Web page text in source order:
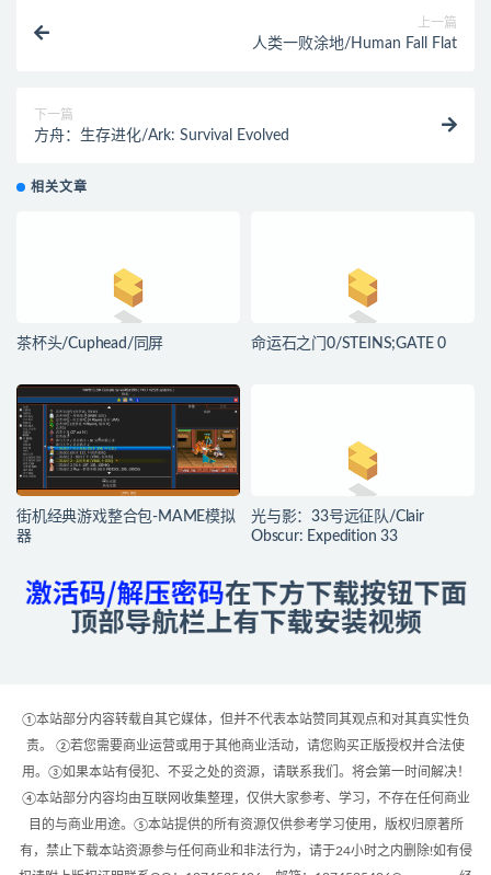
上一篇
人类一败涂地/Human Fall Flat
下一篇
方舟：生存进化/Ark: Survival Evolved
相关文章
茶杯头/Cuphead/同屏 命运石之门0/STEINS;GATE 0
街机经典游戏整合包-MAME模拟
器
光与影：33号远征队/Clair
Obscur: Expedition 33
①本站部分内容转载自其它媒体，但并不代表本站赞同其观点和对其真实性负
责。 ②若您需要商业运营或用于其他商业活动，请您购买正版授权并合法使
用。③如果本站有侵犯、不妥之处的资源，请联系我们。将会第一时间解决！
④本站部分内容均由互联网收集整理，仅供大家参考、学习，不存在任何商业
目的与商业用途。⑤本站提供的所有资源仅供参考学习使用，版权归原著所
有，禁止下载本站资源参与任何商业和非法行为，请于24小时之内删除!如有侵